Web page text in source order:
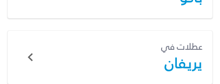
عطلات في
يريفان